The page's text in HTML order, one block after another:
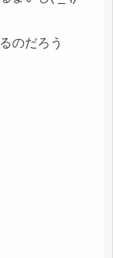
のだろう